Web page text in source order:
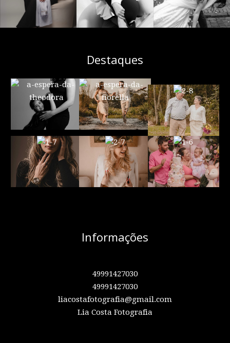
Destaques
Informações
49991427030
49991427030
liacostafotografia@gmail.com
Lia Costa Fotografia